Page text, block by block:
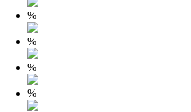
%
%
%
%